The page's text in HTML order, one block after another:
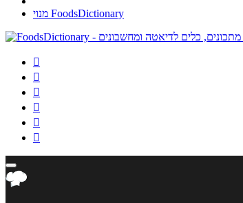
מנוי FoodsDictionary





